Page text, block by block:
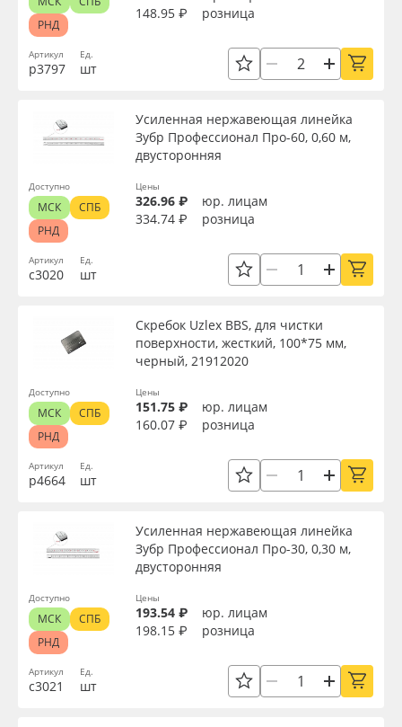
Артикул
р3797
Ед.
шт
148.95 ₽
розница
РНД
Артикул
с3020
Усиленная нержавеющая линейка
Зубр Профессионал Про-60, 0,60 м,
двусторонняя
Ед.
шт
Цены
326.96 ₽
юр. лицам
334.74 ₽
розница
Доступно
МСК
СПБ
РНД
Артикул
р4664
Скребок Uzlex BBS, для чистки
поверхности, жесткий, 100*75 мм,
черный, 21912020
Ед.
шт
Цены
151.75 ₽
юр. лицам
160.07 ₽
розница
Доступно
МСК
СПБ
РНД
Артикул
с3021
Усиленная нержавеющая линейка
Зубр Профессионал Про-30, 0,30 м,
двусторонняя
Ед.
шт
Цены
193.54 ₽
юр. лицам
198.15 ₽
розница
Доступно
МСК
СПБ
РНД